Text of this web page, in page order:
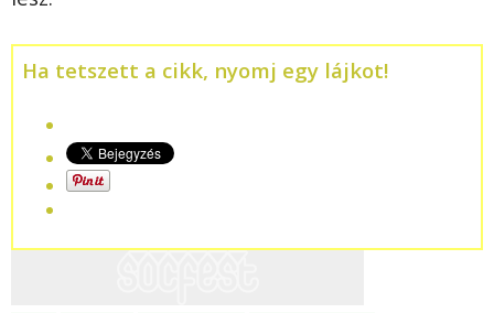
Ha tetszett a cikk, nyomj egy lájkot!